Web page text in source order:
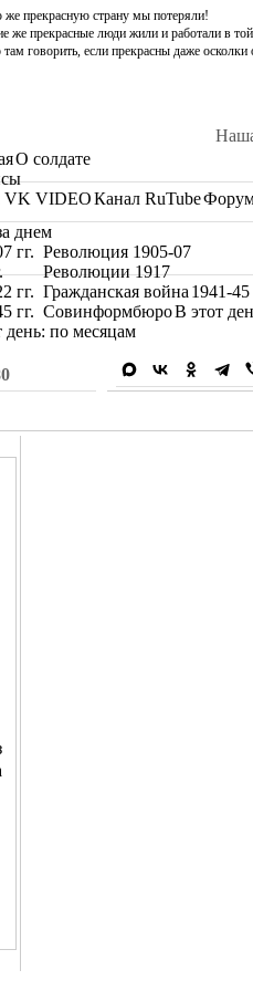
прекрасную страну мы потеряли!
же прекрасные люди жили и работали в той
там говорить, если прекрасны даже осколки
О солдате
VK VIDEOКанал RuTube
днем
гг. Революция 1905-07
Революции 1917
гг. Гражданская война 1941-
гг. СовинформбюроВ этот
день: по месяцам